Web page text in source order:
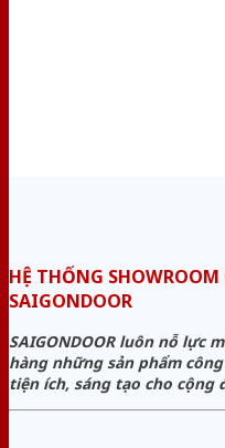
HỆ THỐNG
SAIGONDOOR
SAIGONDOOR luôn nỗ lực
hàng những sản phẩm
tiện ích, sáng tạo cho